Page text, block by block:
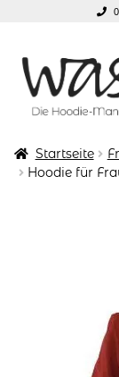
Navigation
springen
Inhalt
springen
Startseite
Hoodie für